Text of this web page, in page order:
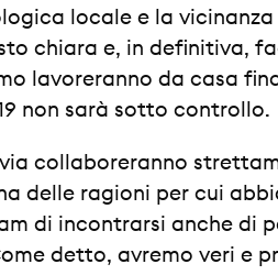
locale e la
chiara e, in definitiva,
lavoreranno da casa
non sarà sotto controllo.
collaboreranno
delle ragioni per cui
di incontrarsi anche di
detto, avremo veri e